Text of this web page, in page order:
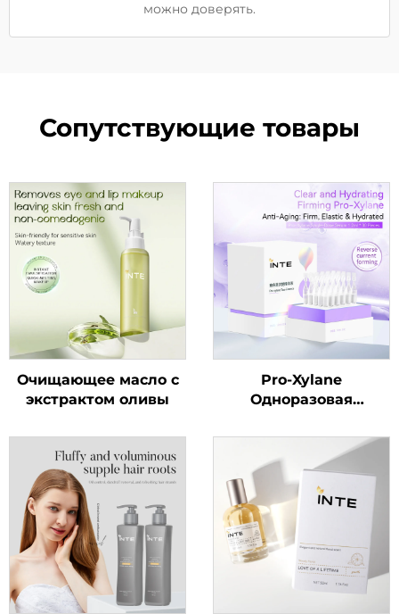
можно доверять.
Сопутствующие товары
Очищающее масло с
экстрактом оливы
Pro-Xylane
Одноразовая